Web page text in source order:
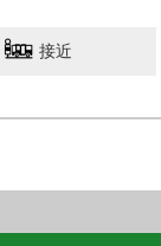
接近